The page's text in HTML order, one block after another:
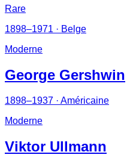
Rare
1898–1971 · Belge
Moderne
George Gershwin
1898–1937 · Américaine
Moderne
Viktor Ullmann